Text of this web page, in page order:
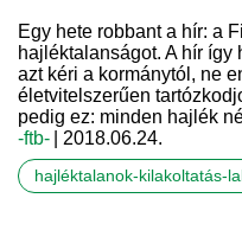
Egy hete robbant a hír: a
hajléktalanságot. A hír
azt kéri a kormánytól, ne
életvitelszerűen
pedig ez: minden hajlék
-ftb-
| 2018.06.24.
hajléktalanok-kilakoltatás-